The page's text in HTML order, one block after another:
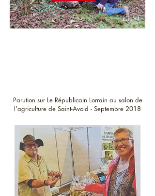
Parution sur Le Républicain Lorrain au salon de
l'agriculture de Saint-Avold - Septembre 2018